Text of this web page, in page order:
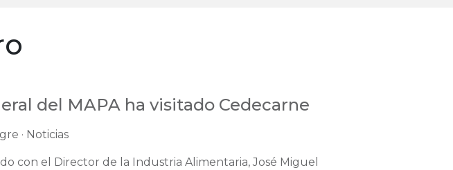
del MAPA ha visitado Cedecarne
· Noticias
con el Director de la Industria Alimentaria, José Miguel